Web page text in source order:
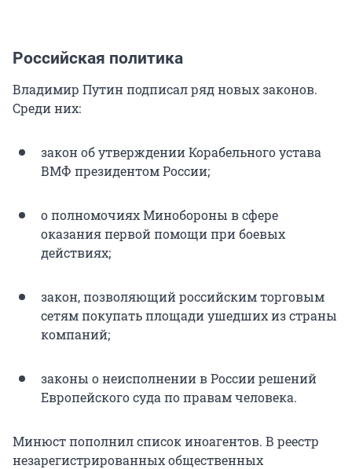
Российская политика
Владимир Путин подписал ряд новых законов.
Среди них:
закон об утверждении Корабельного устава
ВМФ президентом России;
о полномочиях Минобороны в сфере
оказания первой помощи при боевых
действиях;
закон, позволяющий российским торговым
сетям покупать площади ушедших из страны
компаний;
законы о неисполнении в России решений
Европейского суда по правам человека.
Минюст пополнил список иноагентов. В реестр
незарегистрированных общественных